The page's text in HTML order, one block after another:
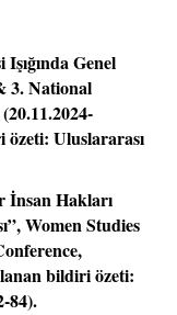
Genel
3. National
özeti: Uluslararası
İnsan Hakları
Women Studies
bildiri özeti:
84).